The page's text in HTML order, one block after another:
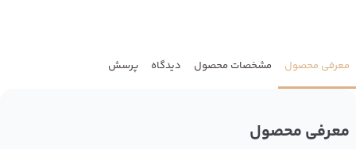
معرفی محصول مشخصات محصول دیدگاه پرسش
معرفی محصول